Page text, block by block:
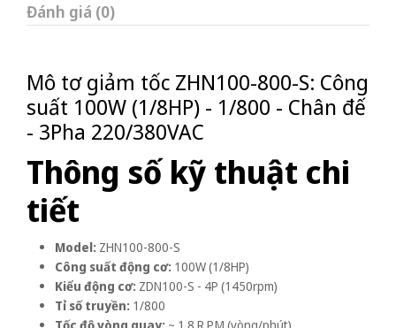
Đánh giá (0)
Mô tơ giảm tốc ZHN100-800-S: Công
suất 100W (1/8HP) - 1/800 - Chân đế
- 3Pha 220/380VAC
Thông số kỹ thuật chi
tiết
Model: ZHN100-800-S
Công suất động cơ: 100W (1/8HP)
Kiểu động cơ: ZDN100-S - 4P (1450rpm)
Tỉ số truyền: 1/800